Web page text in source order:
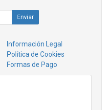
Enviar
Información Legal
Política de Cookies
Formas de Pago